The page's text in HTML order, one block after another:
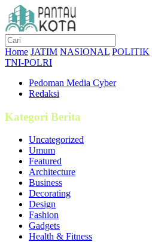
Home JATIM NASIONAL POLITIK
TNI-POLRI
Pedoman Media Cyber
Redaksi
Kategori Berita
Uncategorized
Umum
Featured
Architecture
Business
Decorating
Design
Fashion
Gadgets
Health & Fitness